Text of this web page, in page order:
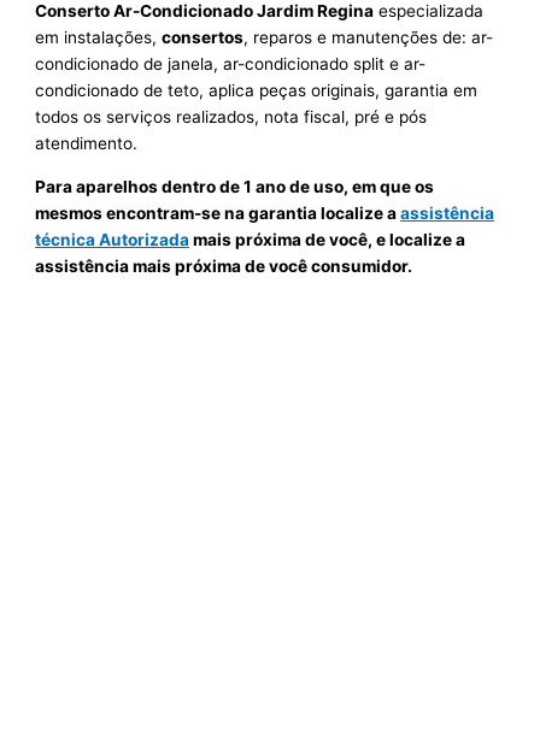
Conserto Ar-Condicionado Jardim Regina especializada
em instalações,consertos, reparos e manutenções de: ar-
condicionado de janela, ar-condicionado split e ar-
condicionado de teto, aplica peças originais, garantia em
todos os serviços realizados, nota fiscal, pré e pós
atendimento.
Para aparelhos dentro de 1 ano de uso, em que os
mesmos encontram-se na garantia localize aassistência
técnica Autorizadamais próxima de você, e localize a
assistência mais próxima de você consumidor.